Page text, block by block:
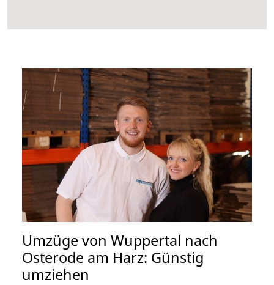
Umzüge von Wuppertal nach
Osterode am Harz: Günstig
umziehen